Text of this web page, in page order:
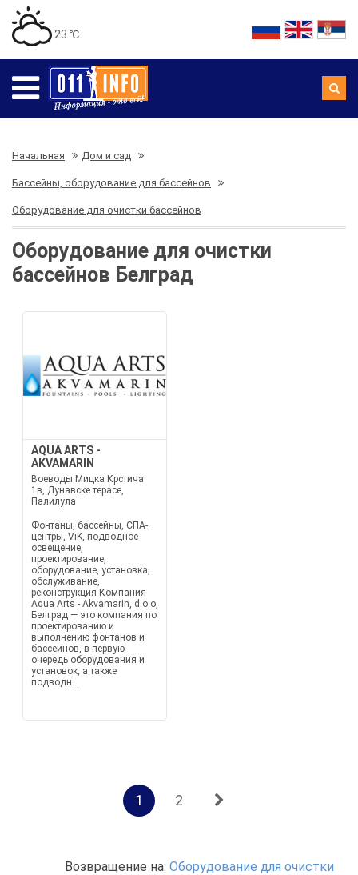
23 ℃
Начальная Дом и сад
Бассейны, оборудование для бассейнов
Оборудование для очистки бассейнов
Оборудование для очистки
бассейнов Белград
AQUA ARTS -
AKVAMARIN
Воеводы Мицка Крстича
1в, Дунавске терасе,
Палилула
Фонтаны, бассейны, СПА-
центры, ViK, подводное
освещение,
проектирование,
оборудование, установка,
обслуживание,
реконструкция Компания
Aqua Arts - Akvamarin, d.o.o,
Белград — это компания по
проектированию и
выполнению фонтанов и
бассейнов, в первую
очередь оборудования и
установок, а также
подводн...
1 2
Возвращение на: Оборудование для очистки